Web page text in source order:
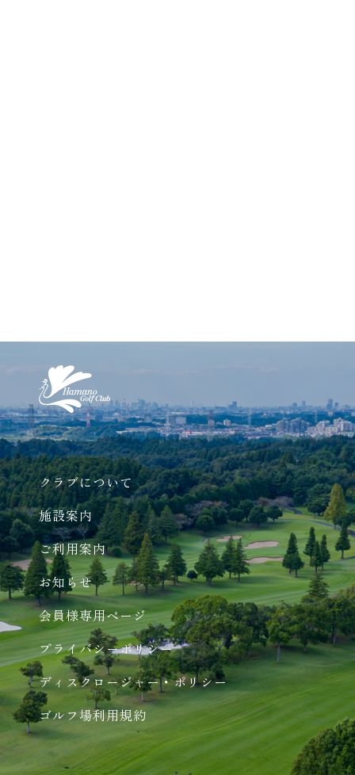
クラブについて
施設案内
ご利用案内
お知らせ
会員様専用ページ
プライバシーポリシー
ディスクロージャー・ポリシー
ゴルフ場利用規約